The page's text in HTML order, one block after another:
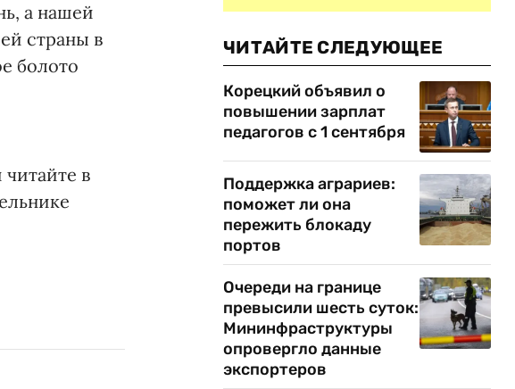
а нашей
страны в
болото
в
ЧИТАЙТЕ СЛЕДУЮЩЕЕ
Корецкий объявил о
повышении зарплат
педагогов с 1 сентября
Поддержка аграриев:
поможет ли она
пережить блокаду
портов
Очереди на границе
превысили шесть суток:
Мининфраструктуры
опровергло данные
экспортеров